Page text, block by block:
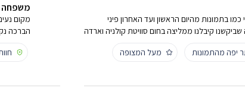
בתמונות מהיום הראשון ועד האחרון פיני
קיבלנו ממליצה בחום סוויטת קולניה וארדה
יפה מהתמונות מעל המצופה
משפחה + 2 ילדים
מקום
הברכה